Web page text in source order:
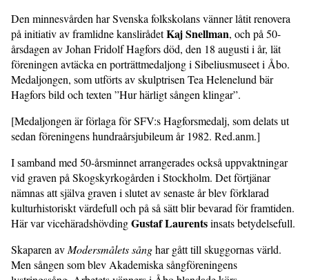
Den minnesvården har Svenska folkskolans vänner låtit renovera
på initiativ av framlidne kanslirådetKaj Snellman, och på 50-
årsdagen av Johan Fridolf Hagfors död, den 18 augusti i år, lät
föreningen avtäcka en porträttmedaljong i Sibeliusmuseet i Åbo.
Medaljongen, som utförts av skulptrisen Tea Helenelund bär
Hagfors bild och texten ”Hur härligt sången klingar”.
[Medaljongen är förlaga för SFV:s Hagforsmedalj, som delats ut
sedan föreningens hundraårsjubileum år 1982. Red.anm.]
I samband med 50-årsminnet arrangerades också uppvaktningar
vid graven på Skogskyrkogården i Stockholm. Det förtjänar
nämnas att själva graven i slutet av senaste år blev förklarad
kulturhistoriskt värdefull och på så sätt blir bevarad för framtiden.
Här var vicehäradshövdingGustaf Laurentsinsats betydelsefull.
Skaparen av Modersmålets sånghar gått till skuggornas värld.
Men sången som blev Akademiska sångföreningens